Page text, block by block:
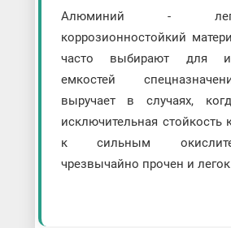
Алюминий -
коррозионностойкий
часто выбирают для
емкостей
выручает в случаях,
исключительная стойкость
к сильным
чрезвычайно прочен и